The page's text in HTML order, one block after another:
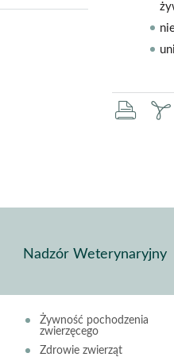
Nadzór Weterynaryjny
Żywność pochodzenia
zwierzęcego
Zdrowie zwierząt